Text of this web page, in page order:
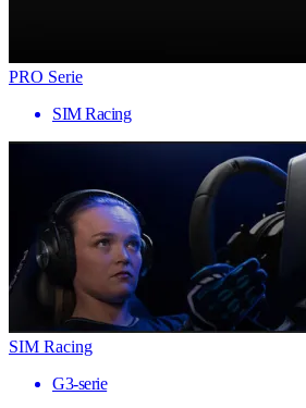
PRO Serie
SIM Racing
SIM Racing
G3-serie